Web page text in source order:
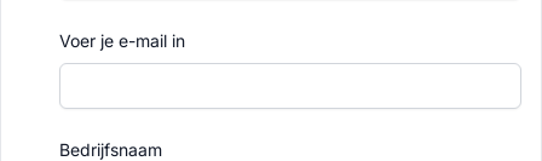
Voer je e-mail in
Bedrijfsnaam